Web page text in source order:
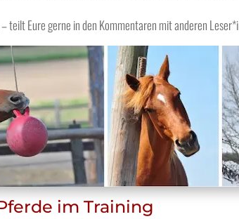
teilt Eure gerne in den Kommentaren mit anderen
im Training